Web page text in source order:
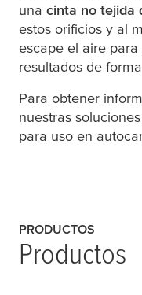
una cinta no tejida
estos orificios y al
escape el aire
resultados de
Para obtener
nuestras
para uso en
PRODUCTOS
Productos